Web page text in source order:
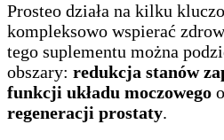
Prosteo działa na kilku
kompleksowo wspierać
tego suplementu można
obszary: redukcja stanów
funkcji układu moczowego
regeneracji prostaty.